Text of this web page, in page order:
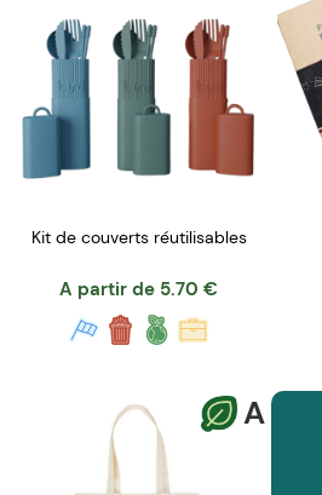
Kit de couverts réutilisables
A partir de 5.70 €
A